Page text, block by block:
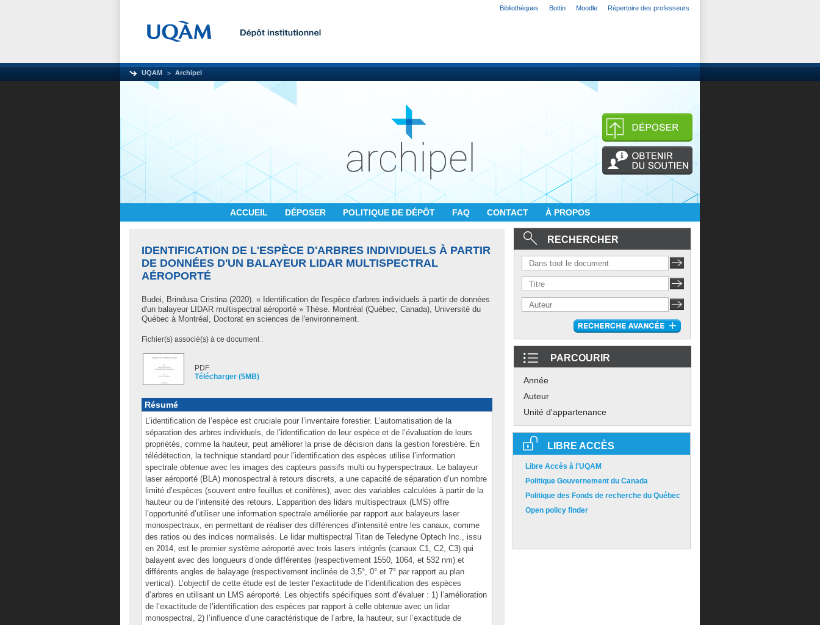
Bibliothèques Bottin Moodle Répertoire des professeurs
UQAM Archipel
ACCUEIL DÉPOSER POLITIQUE DE DÉPÔT FAQ CONTACT À PROPOS
IDENTIFICATION DE L'ESPÈCE D'ARBRES INDIVIDUELS À PARTIR
DE DONNÉES D'UN BALAYEUR LIDAR MULTISPECTRAL
AÉROPORTÉ
Budei, Brindusa Cristina(2020). « Identification de l'espèce d'arbres individuels à partir de données
d'un balayeur LIDAR multispectral aéroporté » Thèse. Montréal (Québec, Canada), Université du
Québec à Montréal, Doctorat en sciences de l'environnement.
Fichier(s) associé(s) à ce document :
PDF
Télécharger (5MB)
Résumé
L’identification de l’espèce est cruciale pour l’inventaire forestier. L’automatisation de la
séparation des arbres individuels, de l’identification de leur espèce et de l’évaluation de leurs
propriétés, comme la hauteur, peut améliorer la prise de décision dans la gestion forestière. En
télédétection, la technique standard pour l’identification des espèces utilise l’information
spectrale obtenue avec les images des capteurs passifs multi ou hyperspectraux. Le balayeur
laser aéroporté (BLA) monospectral à retours discrets, a une capacité de séparation d’un nombre
limité d’espèces (souvent entre feuillus et conifères), avec des variables calculées à partir de la
hauteur ou de l’intensité des retours. L’apparition des lidars multispectraux (LMS) offre
l’opportunité d’utiliser une information spectrale améliorée par rapport aux balayeurs laser
monospectraux, en permettant de réaliser des différences d’intensité entre les canaux, comme
des ratios ou des indices normalisés. Le lidar multispectral Titan de Teledyne Optech Inc., issu
en 2014, est le premier système aéroporté avec trois lasers intégrés (canaux C1, C2, C3) qui
balayent avec des longueurs d’onde différentes (respectivement 1550, 1064, et 532 nm) et
différents angles de balayage (respectivement inclinée de 3,5°, 0° et 7° par rapport au plan
vertical). L’objectif de cette étude est de tester l’exactitude de l’identification des espèces
d’arbres en utilisant un LMS aéroporté. Les objectifs spécifiques sont d’évaluer : 1) l’amélioration
de l’exactitude de l’identification des espèces par rapport à celle obtenue avec un lidar
monospectral, 2) l’influence d’une caractéristique de l’arbre, la hauteur, sur l’exactitude de
RECHERCHER
PARCOURIR
Année
Auteur
Unité d'appartenance
LIBRE ACCÈS
Libre Accès à l'UQAM
Politique Gouvernement du Canada
Politique des Fonds de recherche du Québec
Open policy finder